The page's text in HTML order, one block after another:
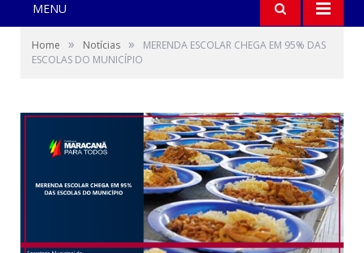
MENU
Home » Notícias »
MERENDA ESCOLAR CHEGA EM 95% DAS
ESCOLAS DO MUNICÍPIO